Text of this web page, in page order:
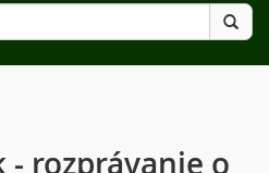
- rozprávanie o